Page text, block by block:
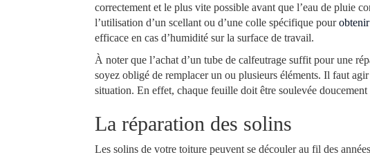
correctement et le plus vite possible avant que l’eau de pluie
l’utilisation d’un scellant ou d’une colle spécifique pour
efficace en cas d’humidité sur la surface de travail.
À noter que l’achat d’un tube de calfeutrage suffit pour une
soyez obligé de remplacer un ou plusieurs éléments. Il faut
situation. En effet, chaque feuille doit être soulevée
La réparation des solins
Les solins de votre toiture peuvent se découler au fil des